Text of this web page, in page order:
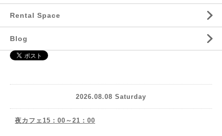
Rental Space
Blog
2026.08.08 Saturday
夜カフェ15：00～21：00